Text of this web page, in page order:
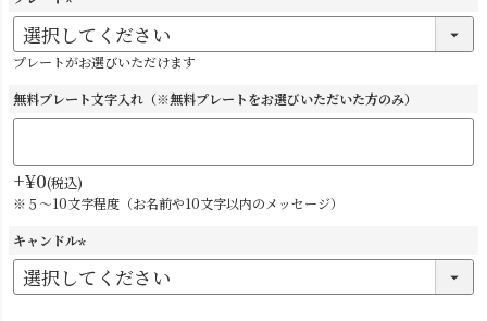
(
必
須
プレートがお選びいただけます
無料プレート文字入れ（※無料プレートをお選びいただいた方のみ）
+¥0 税込
※５～10文字程度（お名前や10文字以内のメッセージ）
キャンドル
(
必